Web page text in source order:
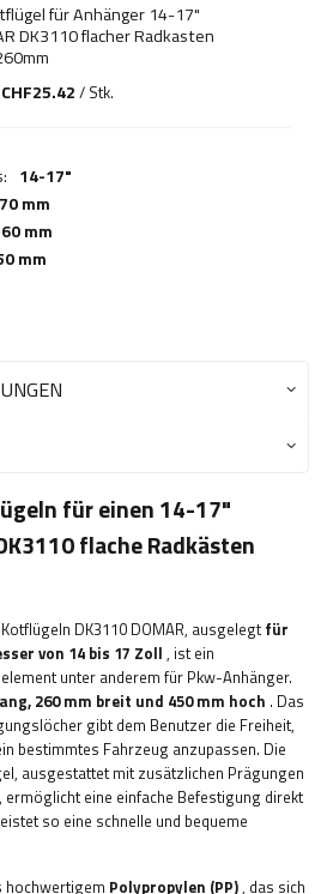
für Anhänger 14-17"
DK3110 flacher Radkasten
CHF25.42 / Stk.
14-17"
mm
mm
mm
für einen 14-17"
flache Radkästen
DK3110 DOMAR, ausgelegtfür
von 14 bis 17 Zoll , ist ein
unter anderem für Pkw-Anhänger.
260 mm breit und 450 mm hoch . Das
gibt dem Benutzer die Freiheit,
bestimmtes Fahrzeug anzupassen. Die
ausgestattet mit zusätzlichen Prägungen
eine einfache Befestigung direkt
so eine schnelle und bequeme
hochwertigem Polypropylen (PP), das sich